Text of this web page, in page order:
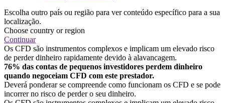
Escolha outro país ou região para ver conteúdo específico para a sua
localização.
Choose country or region
Continuar
Os CFD são instrumentos complexos e implicam um elevado risco
de perder dinheiro rapidamente devido à alavancagem.
76% das contas de pequenos investidores perdem dinheiro
quando negoceiam CFD com este prestador.
Deverá ponderar se compreende como funcionam os CFD e se pode
incorrer no risco de perder o seu dinheiro.